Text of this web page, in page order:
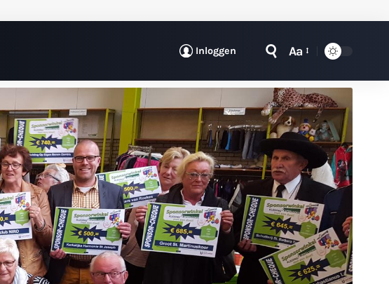
Inloggen Aa